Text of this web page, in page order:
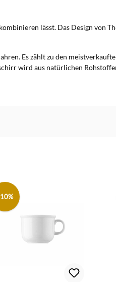
lässt. Das Design von
Es zählt zu den
wird aus natürlichen